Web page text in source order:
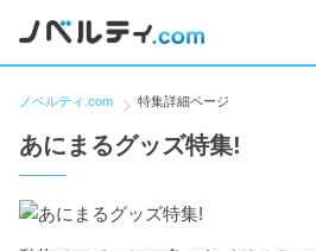
ノベルティ.com 特集詳細ページ
あにまるグッズ特集!